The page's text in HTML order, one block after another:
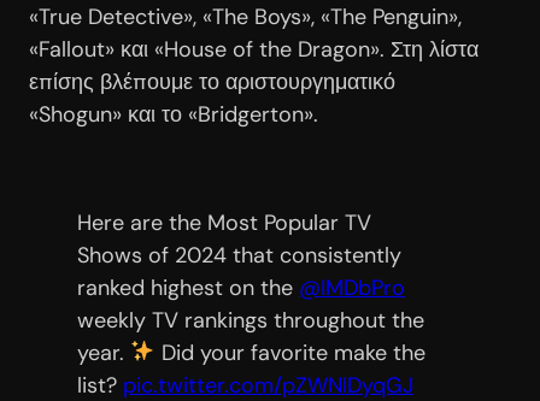
«True Detective», «The Boys», «The Penguin»,
«Fallout» και «House of the Dragon». Στη λίστα
επίσης βλέπουμε το αριστουργηματικό
«Shogun» και το «Bridgerton».
Here are the Most Popular TV
Shows of 2024 that consistently
ranked highest on the @IMDbPro
weekly TV rankings throughout the
year.
Did your favorite make the
list?⁣ pic.twitter.com/pZWNIDyqGJ